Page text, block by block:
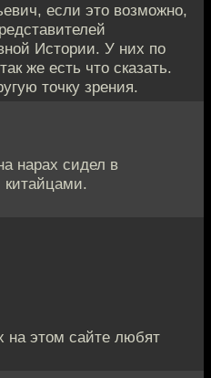
если это возможно,
Истории. У них по
же есть что сказать.
точку зрения.
нарах сидел в
на этом сайте любят